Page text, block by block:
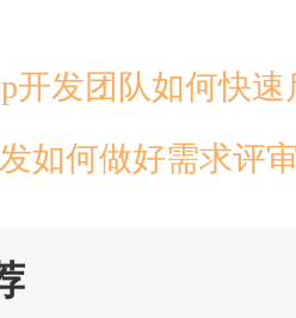
开发团队如何快
如何做好需求评